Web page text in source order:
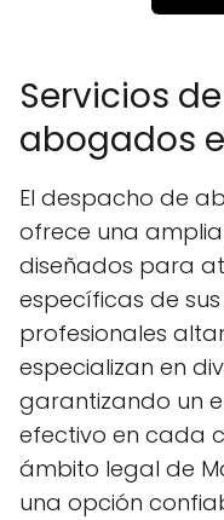
Servicios
abogados
El despacho de
ofrece una
diseñados para
específicas de
profesionales
especializan en
garantizando un
efectivo en cada
ámbito legal de
una opción